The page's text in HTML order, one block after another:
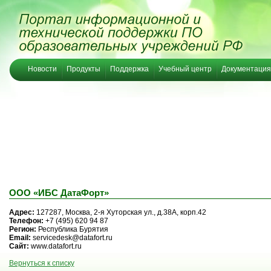
Новости Продукты Поддержка Учебный центр Документация
ООО «ИБС ДатаФорт»
Адрес: 127287, Москва, 2-я Хуторская ул., д.38А, корп.42
Телефон: +7 (495) 620 94 87
Регион: Республика Бурятия
Email: servicedesk@datafort.ru
Сайт: www.datafort.ru
Вернуться к списку